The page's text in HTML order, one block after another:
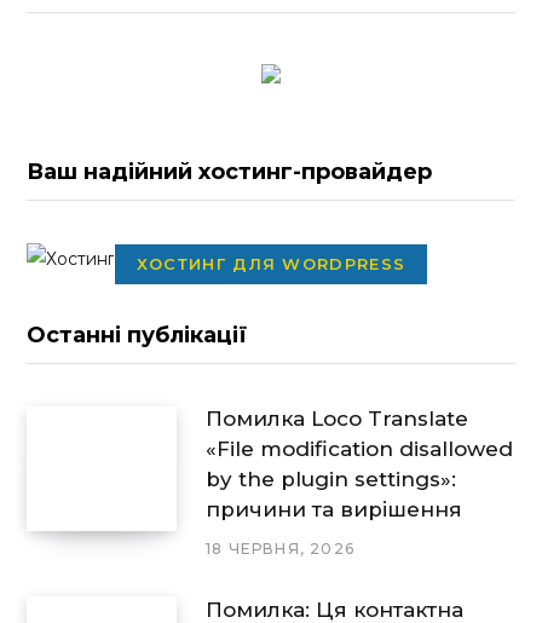
Ваш надійний хостинг-провайдер
ХОСТИНГ ДЛЯ WORDPRESS
Останні публікації
Помилка Loco Translate
«File modification disallowed
by the plugin settings»:
причини та вирішення
18 ЧЕРВНЯ, 2026
Помилка: Ця контактна